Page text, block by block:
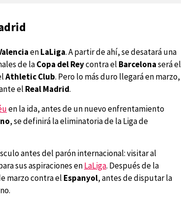
enLaLiga. A partir de ahí, se desatará una
de laCopa del Reycontra el Barcelonaserá el
Athletic Club. Pero lo más duro llegará en marzo,
el Real Madrid.
en la ida, antes de un nuevo enfrentamiento
, se definirá la eliminatoria de la Liga de
antes del parón internacional: visitar al
sus aspiraciones enLaLiga. Después de la
marzo contra el Espanyol, antes de disputar la